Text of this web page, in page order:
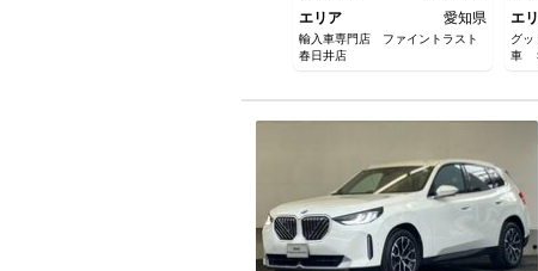
エリア
愛知県
輸入車専門店 ファイントラスト
春日井店
エ
グ
車